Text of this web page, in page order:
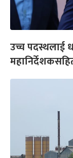
उच्च पदस्थलाई